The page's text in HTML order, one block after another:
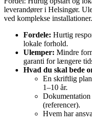
leverandører i Helsingør.
ved komplekse installationer.
Fordele: Hurtig
lokale forhold.
Ulemper: Mindre
garanti for længere
Hvad du skal bede
En skriftlig
1–10 år.
(referencer).
Hvem har